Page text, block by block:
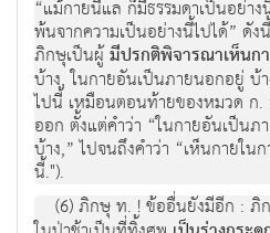
“แม้กายนี้แล ก็มีธรรมดาเป็นอย่า
พ้นจากความเป็นอย่างนี้ไปได้” ดั
ภิกษุเป็นผู้มีปรกติพิจารณาเห็นก
บ้าง, ในกายอันเป็นภายนอกอยู่ บ้
ไปนี้ เหมือนตอนท้ายของหมวด ก.
ออก ตั้งแต่คำว่า “ในกายอันเป็น
บ้าง,” ไปจนถึงคำว่า “เห็นกายใน
นี้.").
(6) ภิกษุ ท. ! ข้ออื่นยังมีอีก : ภิ